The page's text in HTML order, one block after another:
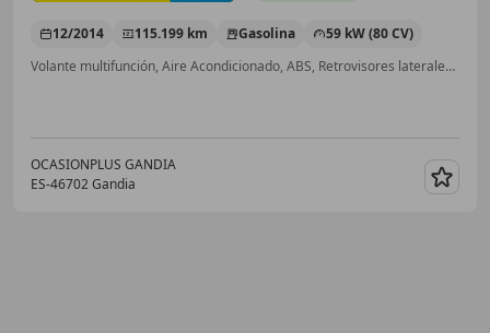
12/2014 115.199 km Gasolina
59 kW (80 CV)
Volante multifunción, Aire Acondicionado, ABS, Retrovisores laterales eléctricos, Llantas de aleación, Bluetooth, Airbags laterales, Isofix
OCASIONPLUS GANDIA
ES-46702 Gandia